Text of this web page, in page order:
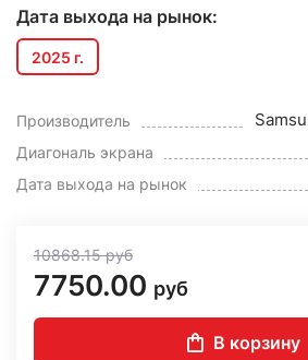
Дата выхода на рынок:
2025 г.
Производитель
Диагональ экрана
Дата выхода на рынок
10868.15руб
7750.00 руб
В корзину